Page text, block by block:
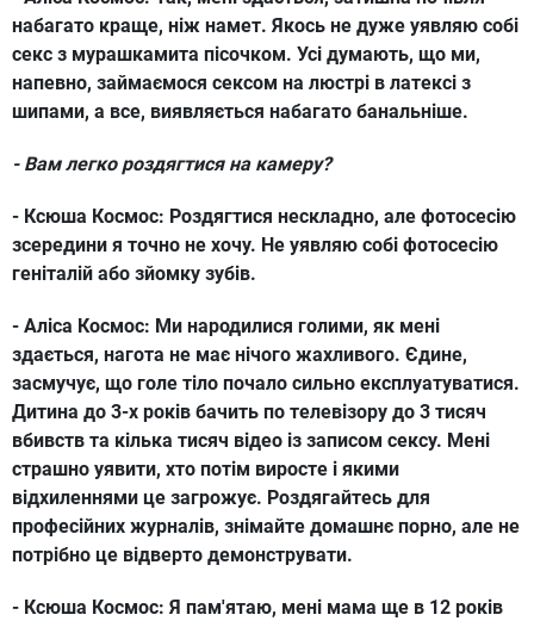
набагато краще, ніж намет. Якось не дуже уявляю собі
секс з мурашкамита пісочком. Усі думають, що ми,
напевно, займаємося сексом на люстрі в латексі з
шипами, а все, виявляється набагато банальніше.
- Вам легко роздягтися на камеру?
- Ксюша Космос: Роздягтися нескладно, але фотосесію
зсередини я точно не хочу. Не уявляю собі фотосесію
геніталій або зйомку зубів.
- Аліса Космос: Ми народилися голими, як мені
здається, нагота не має нічого жахливого. Єдине,
засмучує, що голе тіло почало сильно експлуатуватися.
Дитина до 3-х років бачить по телевізору до 3 тисяч
вбивств та кілька тисяч відео із записом сексу. Мені
страшно уявити, хто потім виросте і якими
відхиленнями це загрожує. Роздягайтесь для
професійних журналів, знімайте домашнє порно, але не
потрібно це відверто демонструвати.
- Ксюша Космос: Я пам'ятаю, мені мама ще в 12 років